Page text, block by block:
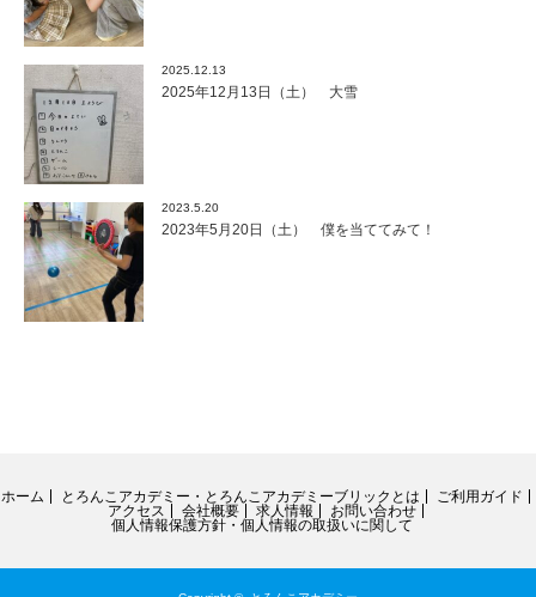
2025.12.13
2025年12月13日（土） 大雪
2023.5.20
2023年5月20日（土） 僕を当ててみて！
ホーム とろんこアカデミー・とろんこアカデミーブリックとは
ご利用ガイド
アクセス
会社概要 求人情報
お問い合わせ
個人情報保護方針・個人情報の取扱いに関して